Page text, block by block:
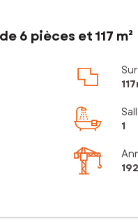
6 pièces et 117 m²
1